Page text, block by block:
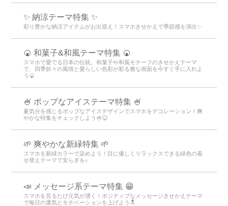
✨ 納涼テーマ特集 ✨
彩り豊かな納涼アイテムがお出迎え！スマホきせかえで季節感を演出✨
🍘 和菓子&和風テーマ特集 🍘
スマホで愛でる日本の伝統。和菓子や和風モチーフのきせかえテーマ
で、四季折々の風情と愛らしい色彩が彩る雅な画面を今すぐ手に入れよ
う🍘
🍧 ポップなアイステーマ特集 🍧
夏気分を感じるポップなアイスデザインでスマホをデコレーション！爽
やかな特集をチェックしよう🍧😋
🌱 爽やかな新緑特集 🌱
スマホを新緑カラーで染めよう！目に優しくリラックスできる緑色の着
せ替えテーマで安らぎを♪
📣 メッセージ系テーマ特集 😁
スマホを見るたび元気が湧く！ポジティブなメッセージきせかえテーマ
で毎日の運気とモチベーションを上げよう🔝